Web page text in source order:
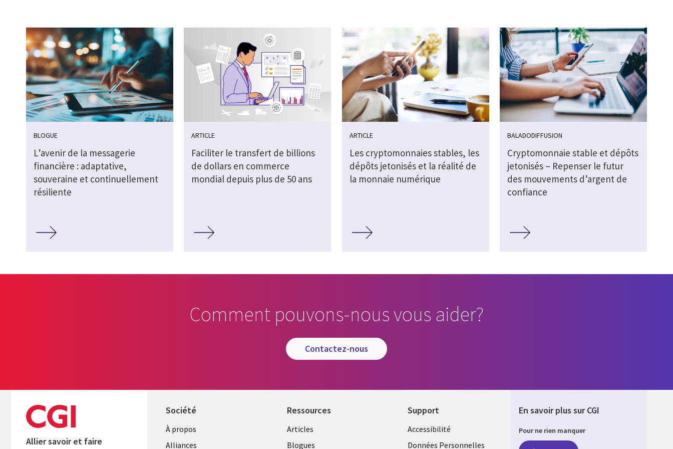
BLOGUE
L’avenir de la messagerie
financière : adaptative,
souveraine et continuellement
résiliente
ARTICLE
Faciliter le transfert de billions
de dollars en commerce
mondial depuis plus de 50 ans
ARTICLE
Les cryptomonnaies stables, les
dépôts jetonisés et la réalité de
la monnaie numérique
BALADODIFFUSION
Cryptomonnaie stable et dépôts
jetonisés – Repenser le futur
des mouvements d’argent de
confiance
Comment pouvons-nous vous aider?
contactez-nous
Allier savoir et faire
Société
À propos
Alliances
Ressources
Articles
Blogues
Support
Accessibilité
Données Personnelles
En savoir plus sur CGI
Pour ne rien manquer